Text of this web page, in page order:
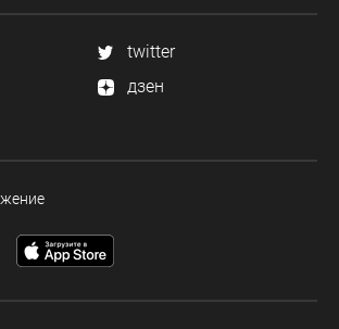
twitter
дзен